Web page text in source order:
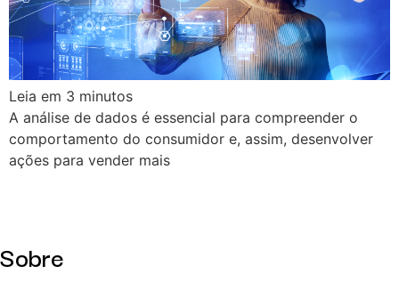
Leia em 3 minutos
A análise de dados é essencial para compreender o
comportamento do consumidor e, assim, desenvolver
ações para vender mais
Sobre